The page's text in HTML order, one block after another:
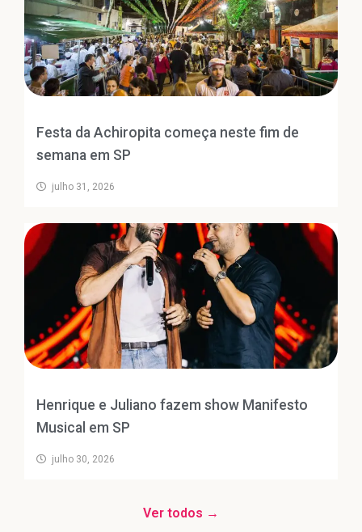
Festa da Achiropita começa neste fim de
semana em SP
julho 31, 2026
Henrique e Juliano fazem show Manifesto
Musical em SP
julho 30, 2026
Ver todos →